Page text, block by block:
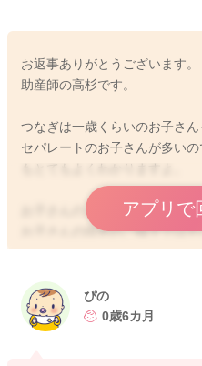
お返事ありがとうございます。
助産師の高杉です。
つなぎは一歳くらいのお子さん
セパレートのお子さんが多い
お子さんのご様子に応じて変
お子さんの現在のご様子では
すね。オムツ替えの時にママ
ご参考になればと思います。
アプリで
ぴの
0歳6カ月